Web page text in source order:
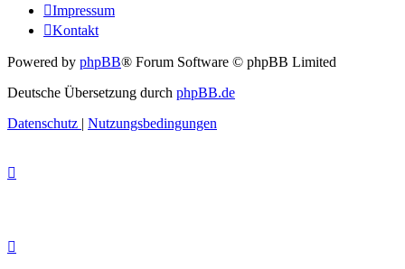
Impressum
Kontakt
Powered by phpBB® Forum Software © phpBB Limited
Deutsche Übersetzung durch phpBB.de
Datenschutz | Nutzungsbedingungen